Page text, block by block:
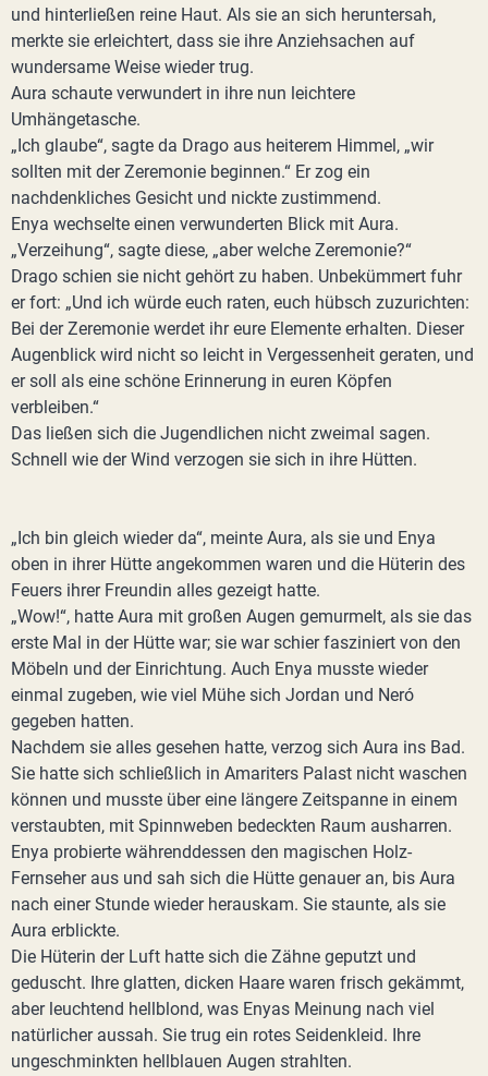
und hinterließen reine Haut. Als sie an sich heruntersah,
merkte sie erleichtert, dass sie ihre Anziehsachen auf
wundersame Weise wieder trug.
Aura schaute verwundert in ihre nun leichtere
Umhängetasche.
„Ich glaube“, sagte da Drago aus heiterem Himmel, „wir
sollten mit der Zeremonie beginnen.“ Er zog ein
nachdenkliches Gesicht und nickte zustimmend.
Enya wechselte einen verwunderten Blick mit Aura.
„Verzeihung“, sagte diese, „aber welche Zeremonie?“
Drago schien sie nicht gehört zu haben. Unbekümmert fuhr
er fort: „Und ich würde euch raten, euch hübsch zuzurichten:
Bei der Zeremonie werdet ihr eure Elemente erhalten. Dieser
Augenblick wird nicht so leicht in Vergessenheit geraten, und
er soll als eine schöne Erinnerung in euren Köpfen
verbleiben.“
Das ließen sich die Jugendlichen nicht zweimal sagen.
Schnell wie der Wind verzogen sie sich in ihre Hütten.
„Ich bin gleich wieder da“, meinte Aura, als sie und Enya
oben in ihrer Hütte angekommen waren und die Hüterin des
Feuers ihrer Freundin alles gezeigt hatte.
„Wow!“, hatte Aura mit großen Augen gemurmelt, als sie das
erste Mal in der Hütte war; sie war schier fasziniert von den
Möbeln und der Einrichtung. Auch Enya musste wieder
einmal zugeben, wie viel Mühe sich Jordan und Neró
gegeben hatten.
Nachdem sie alles gesehen hatte, verzog sich Aura ins Bad.
Sie hatte sich schließlich in Amariters Palast nicht waschen
können und musste über eine längere Zeitspanne in einem
verstaubten, mit Spinnweben bedeckten Raum ausharren.
Enya probierte währenddessen den magischen Holz-
Fernseher aus und sah sich die Hütte genauer an, bis Aura
nach einer Stunde wieder herauskam. Sie staunte, als sie
Aura erblickte.
Die Hüterin der Luft hatte sich die Zähne geputzt und
geduscht. Ihre glatten, dicken Haare waren frisch gekämmt,
aber leuchtend hellblond, was Enyas Meinung nach viel
natürlicher aussah. Sie trug ein rotes Seidenkleid. Ihre
ungeschminkten hellblauen Augen strahlten.